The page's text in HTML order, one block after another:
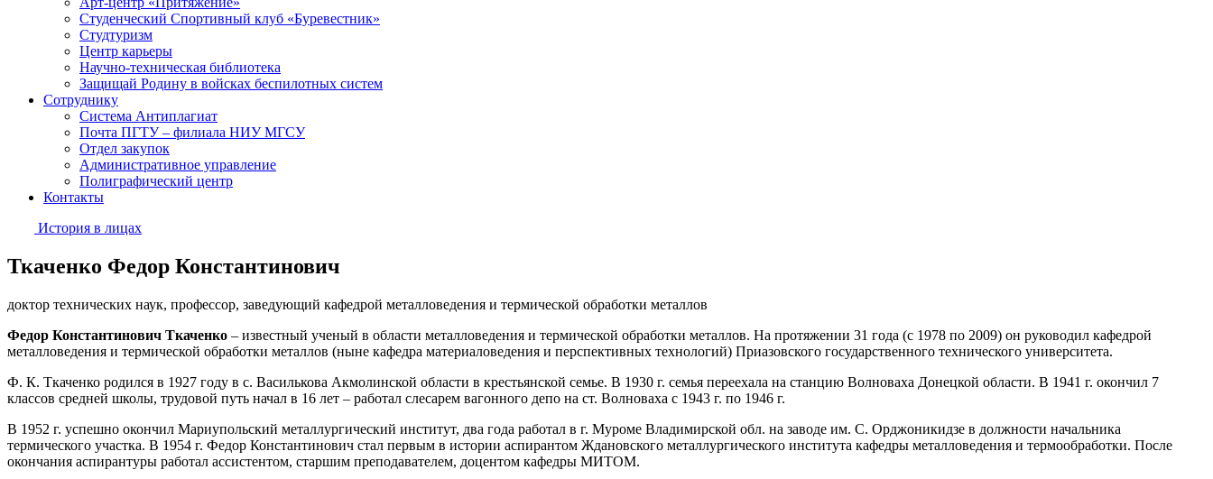
Студенческий Спортивный клуб «Буревестник»
Студтуризм
Центр карьеры
Научно-техническая библиотека
Защищай Родину в войсках беспилотных систем
Сотруднику
Система Антиплагиат
Почта ПГТУ – филиала НИУ МГСУ
Отдел закупок
Административное управление
Полиграфический центр
Контакты
История в лицах
Ткаченко Федор Константинович
доктор технических наук, профессор, заведующий кафедрой металловедения и термической обработки металлов
Федор Константинович Ткаченко – известный ученый в области металловедения и термической обработки металлов. На протяжении 31 года (с 1978 по 2009) он руководил кафедрой
металловедения и термической обработки металлов (ныне кафедра материаловедения и перспективных технологий) Приазовского государственного технического университета.
Ф. К. Ткаченко родился в 1927 году в с. Василькова Акмолинской области в крестьянской семье. В 1930 г. семья переехала на станцию Волноваха Донецкой области. В 1941 г. окончил 7
классов средней школы, трудовой путь начал в 16 лет – работал слесарем вагонного депо на ст. Волноваха с 1943 г. по 1946 г.
В 1952 г. успешно окончил Мариупольский металлургический институт, два года работал в г. Муроме Владимирской обл. на заводе им. С. Орджоникидзе в должности начальника
термического участка. В 1954 г. Федор Константинович стал первым в истории аспирантом Ждановского металлургического института кафедры металловедения и термообработки. После
окончания аспирантуры работал ассистентом, старшим преподавателем, доцентом кафедры МИТОМ.